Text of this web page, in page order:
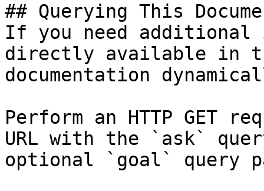
## Querying This
If you need
directly available in
documentation
Perform an HTTP GET
URL with the `ask`
optional `goal` query